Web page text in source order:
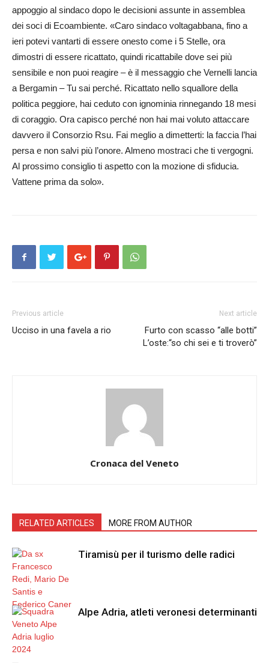
appoggio al sindaco dopo le decisioni assunte in assemblea
dei soci di Eco­ambiente. «Caro sindaco voltagabbana, fino a
ieri potevi vantarti di essere onesto come i 5 Stelle, ora
dimostri di essere ricattato, quindi ricattabile dove sei più
sensibile e non puoi reagire – è il messaggio che Vernelli lancia
a Bergamin – Tu sai perché. Ric­at­tato nello squallore della
politica peggiore, hai ceduto con ignominia rinnegando 18 mesi
di coraggio. Ora capisco perché non hai mai voluto attaccare
davvero il Co­nsorzio Rsu. Fai meglio a dimetterti: la faccia l’hai
persa e non salvi più l’onore. Almeno mostraci che ti vergogni.
Al prossimo consiglio ti aspetto con la mozione di sfiducia.
Vattene prima da solo».
Previous article
Ucciso in una favela a rio
Next article
Furto con scasso “alle botti”
L’oste:“so chi sei e ti troverò”
Cronaca del Veneto
RELATED ARTICLES MORE FROM AUTHOR
Tiramisù per il turismo delle radici
Alpe Adria, atleti veronesi determinanti